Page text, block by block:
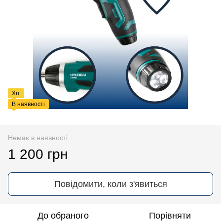
Хіт
В наявності
Немає в наявності
1 200 грн
Повідомити, коли з'явиться
До обраного Порівняти